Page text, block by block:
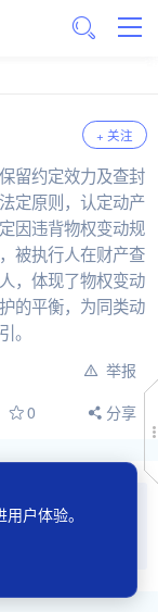
+ 关注
留约定效力及查封
定原则，认定动产
因违背物权变动规
被执行人在财产查
，体现了物权变动
的平衡，为同类动
。
举报
0 分享
言
户体验。